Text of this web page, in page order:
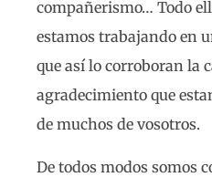
compañerismo… Todo
estamos trabajando en
que así lo corroboran la
agradecimiento que
de muchos de vosotros.
De todos modos somos